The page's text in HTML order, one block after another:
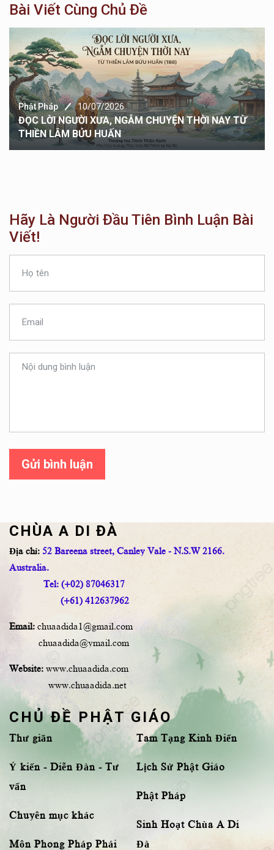
Bài Viết Cùng Chủ Đề
Phật Pháp 10/07/2026
ĐỌC LỜI NGƯỜI XƯA, NGẪM CHUYỆN THỜI NAY TỪ
THIỀN LÂM BỬU HUẤN
Hãy Là Người Đầu Tiên Bình Luận Bài
Viết!
Gửi bình luận
CHÙA A DI ĐÀ
Địa chỉ: 52 Bareena street, Canley Vale - N.S.W 2166.
Australia.
Tel: (+02) 87046317
(+61) 412637962
Email: chuaadida1@gmail.com
chuaadida@ymail.com
Website: www.chuaadida.com
www.chuaadida.net
CHỦ ĐỀ PHẬT GIÁO
Thư giãn
Ý kiến - Diễn Đàn - Tư
vấn
Chuyên mục khác
Môn Phong Pháp Phái
Tam Tạng Kinh Điển
Lịch Sử Phật Giáo
Phật Pháp
Sinh Hoạt Chùa A Di
Đà